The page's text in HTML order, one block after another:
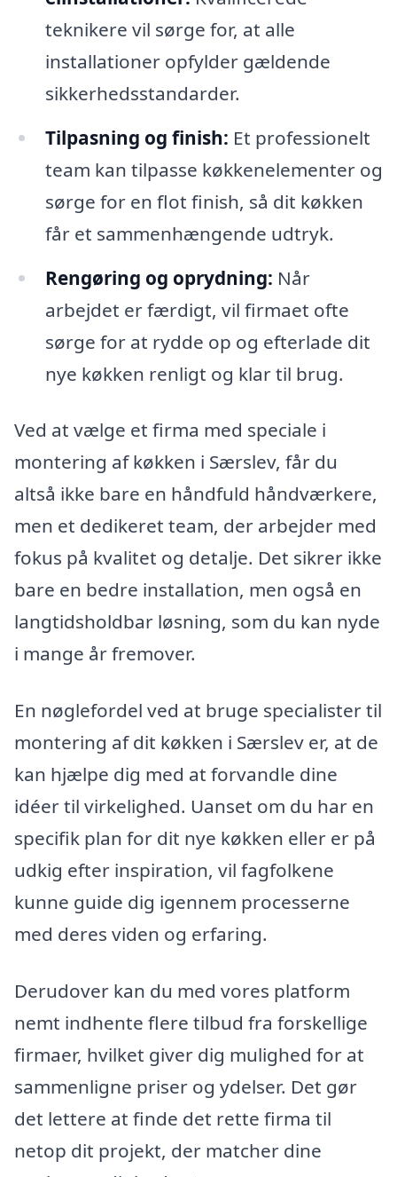
teknikere vil sørge for, at alle
installationer opfylder gældende
sikkerhedsstandarder.
Tilpasning og finish: Et professionelt
team kan tilpasse køkkenelementer og
sørge for en flot finish, så dit køkken
får et sammenhængende udtryk.
Rengøring og oprydning: Når
arbejdet er færdigt, vil firmaet ofte
sørge for at rydde op og efterlade dit
nye køkken renligt og klar til brug.
Ved at vælge et firma med speciale i
montering af køkken i Særslev, får du
altså ikke bare en håndfuld håndværkere,
men et dedikeret team, der arbejder med
fokus på kvalitet og detalje. Det sikrer ikke
bare en bedre installation, men også en
langtidsholdbar løsning, som du kan nyde
i mange år fremover.
En nøglefordel ved at bruge specialister til
montering af dit køkken i Særslev er, at de
kan hjælpe dig med at forvandle dine
idéer til virkelighed. Uanset om du har en
specifik plan for dit nye køkken eller er på
udkig efter inspiration, vil fagfolkene
kunne guide dig igennem processerne
med deres viden og erfaring.
Derudover kan du med vores platform
nemt indhente flere tilbud fra forskellige
firmaer, hvilket giver dig mulighed for at
sammenligne priser og ydelser. Det gør
det lettere at finde det rette firma til
netop dit projekt, der matcher dine